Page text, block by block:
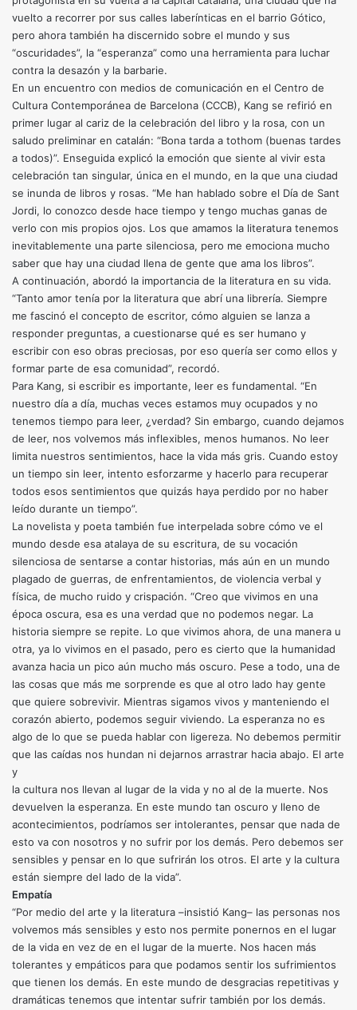
vuelto a recorrer por sus calles laberínticas en el barrio Gótico,
pero ahora también ha discernido sobre el mundo y sus
“oscuridades”, la “esperanza” como una herramienta para luchar
contra la desazón y la barbarie.
En un encuentro con medios de comunicación en el Centro de
Cultura Contemporánea de Barcelona (CCCB), Kang se refirió en
primer lugar al cariz de la celebración del libro y la rosa, con un
saludo preliminar en catalán: “Bona tarda a tothom (buenas tardes
a todos)”. Enseguida explicó la emoción que siente al vivir esta
celebración tan singular, única en el mundo, en la que una ciudad
se inunda de libros y rosas. “Me han hablado sobre el Día de Sant
Jordi, lo conozco desde hace tiempo y tengo muchas ganas de
verlo con mis propios ojos. Los que amamos la literatura tenemos
inevitablemente una parte silenciosa, pero me emociona mucho
saber que hay una ciudad llena de gente que ama los libros”.
A continuación, abordó la importancia de la literatura en su vida.
“Tanto amor tenía por la literatura que abrí una librería. Siempre
me fascinó el concepto de escritor, cómo alguien se lanza a
responder preguntas, a cuestionarse qué es ser humano y
escribir con eso obras preciosas, por eso quería ser como ellos y
formar parte de esa comunidad”, recordó.
Para Kang, si escribir es importante, leer es fundamental. “En
nuestro día a día, muchas veces estamos muy ocupados y no
tenemos tiempo para leer, ¿verdad? Sin embargo, cuando dejamos
de leer, nos volvemos más inflexibles, menos humanos. No leer
limita nuestros sentimientos, hace la vida más gris. Cuando estoy
un tiempo sin leer, intento esforzarme y hacerlo para recuperar
todos esos sentimientos que quizás haya perdido por no haber
leído durante un tiempo”.
La novelista y poeta también fue interpelada sobre cómo ve el
mundo desde esa atalaya de su escritura, de su vocación
silenciosa de sentarse a contar historias, más aún en un mundo
plagado de guerras, de enfrentamientos, de violencia verbal y
física, de mucho ruido y crispación. “Creo que vivimos en una
época oscura, esa es una verdad que no podemos negar. La
historia siempre se repite. Lo que vivimos ahora, de una manera u
otra, ya lo vivimos en el pasado, pero es cierto que la humanidad
avanza hacia un pico aún mucho más oscuro. Pese a todo, una de
las cosas que más me sorprende es que al otro lado hay gente
que quiere sobrevivir. Mientras sigamos vivos y manteniendo el
corazón abierto, podemos seguir viviendo. La esperanza no es
algo de lo que se pueda hablar con ligereza. No debemos permitir
que las caídas nos hundan ni dejarnos arrastrar hacia abajo. El arte
y
la cultura nos llevan al lugar de la vida y no al de la muerte. Nos
devuelven la esperanza. En este mundo tan oscuro y lleno de
acontecimientos, podríamos ser intolerantes, pensar que nada de
esto va con nosotros y no sufrir por los demás. Pero debemos ser
sensibles y pensar en lo que sufrirán los otros. El arte y la cultura
están siempre del lado de la vida”.
Empatía
“Por medio del arte y la literatura –insistió Kang– las personas nos
volvemos más sensibles y esto nos permite ponernos en el lugar
de la vida en vez de en el lugar de la muerte. Nos hacen más
tolerantes y empáticos para que podamos sentir los sufrimientos
que tienen los demás. En este mundo de desgracias repetitivas y
dramáticas tenemos que intentar sufrir también por los demás.